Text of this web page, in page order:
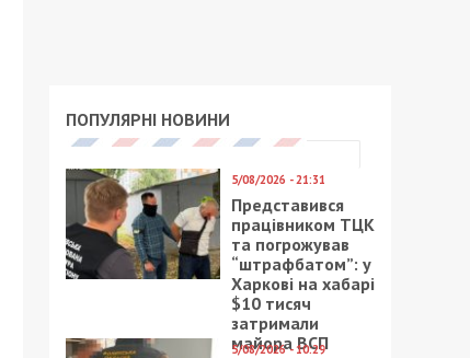
ПОПУЛЯРНІ НОВИНИ
5/08/2026 - 21:31
Представився
працівником ТЦК
та погрожував
“штрафбатом”: у
Харкові на хабарі
$10 тисяч
затримали
майора ВСП
5/08/2026 - 10:29